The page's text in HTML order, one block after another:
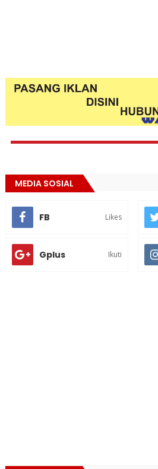
MEDIA SOSIAL
FB Likes
Gplus Ikuti